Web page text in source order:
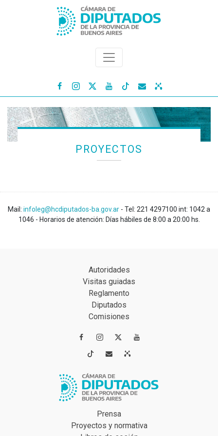
   
PROYECTOS
Mail: infoleg@hcdiputados-ba.gov.ar - Tel: 221 4297100 int: 1042 a
1046 - Horarios de atención: Días hábiles de 8:00 a 20:00 hs.
Autoridades
Visitas guiadas
Reglamento
Diputados
Comisiones
 
 
Prensa
Proyectos y normativa